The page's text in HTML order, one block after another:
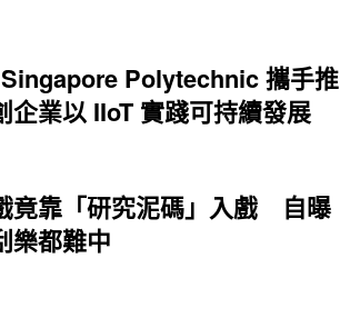
Polytechnic 攜手推
企業以 IIoT 實踐可持續發展
竟靠「研究泥碼」入戲 自曝
樂都難中